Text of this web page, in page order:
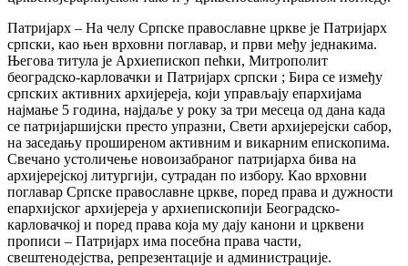
Патријарх – На челу Српске православне цркве је Патријарх
српски, као њен врховни поглавар, и први међу једнакима.
Његова титула је Архиепископ пећки, Митрополит
београдско-карловачки и Патријарх српски ; Бира се између
српских активних архијереја, који управљају епархијама
најмање 5 година, најдаље у року за три месеца од дана када
се патријаршијски престо упразни, Свети архијерејски сабор,
на заседању проширеном активним и викарним епископима.
Свечано устоличење новоизабраног патријарха бива на
архијерејској литургији, сутрадан по избору. Као врховни
поглавар Српске православне цркве, поред права и дужности
епархијског архијереја у архиепископији Београдско-
карловачкој и поред права која му дају канони и црквени
прописи – Патријарх има посебна права части,
свештенодејства, репрезентације и администрације.